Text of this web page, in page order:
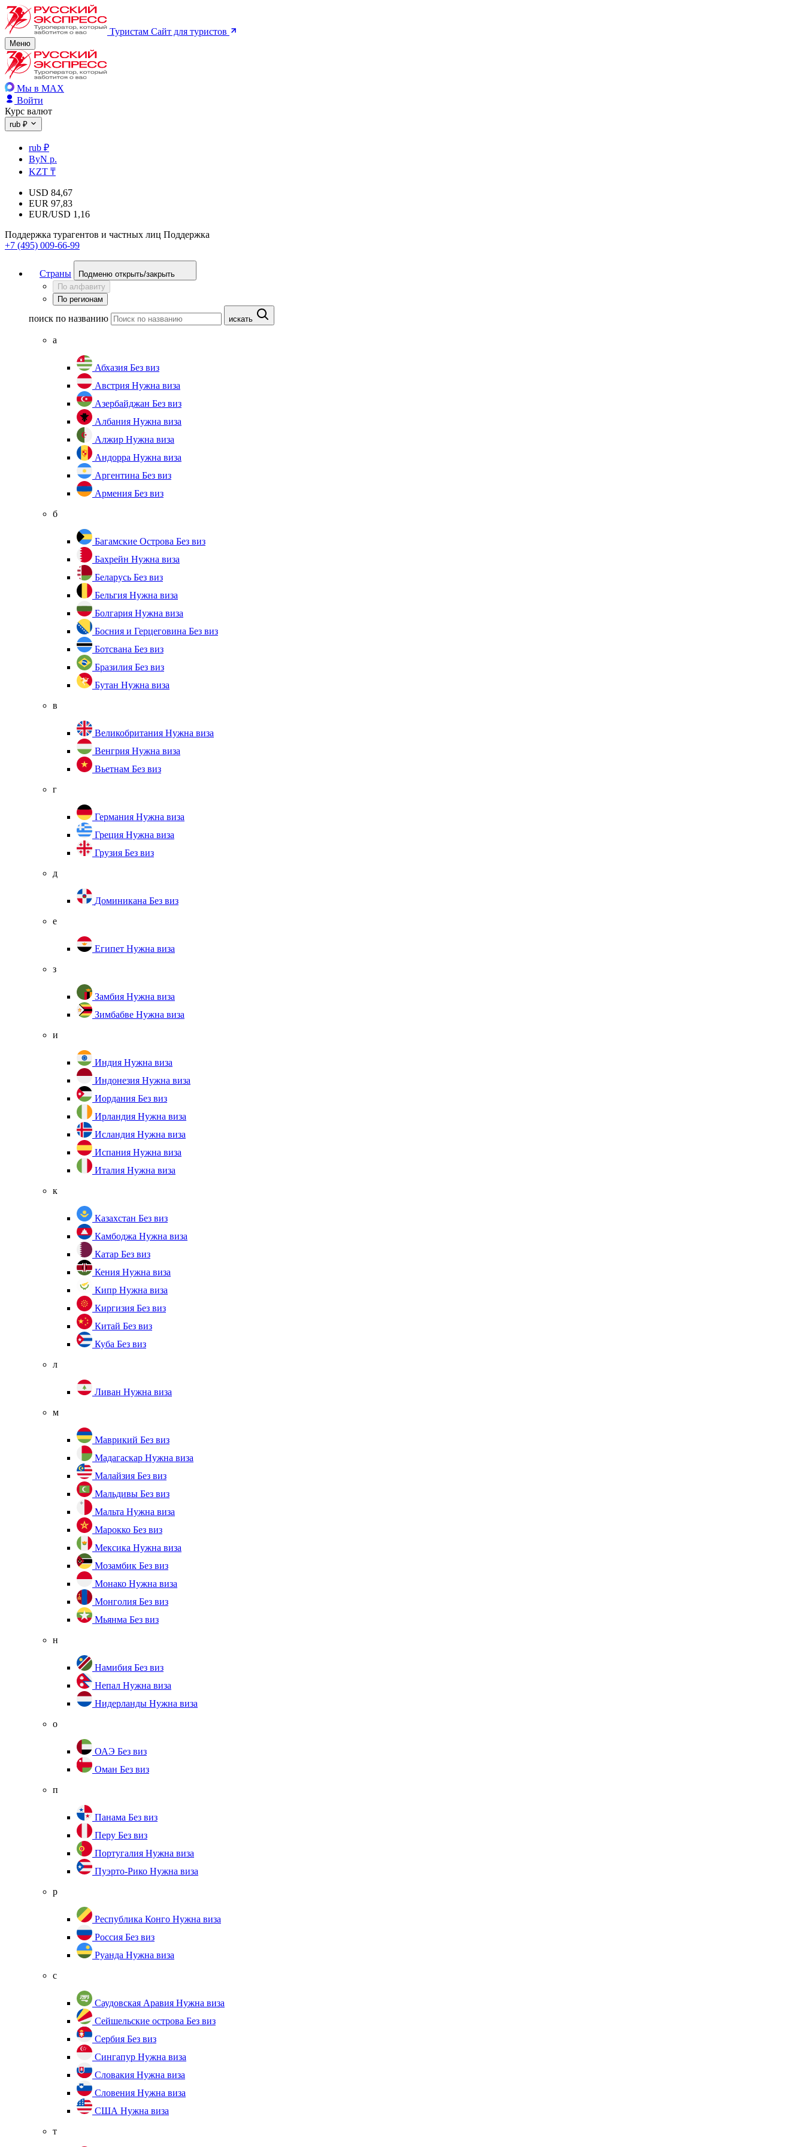
Туристам Сайт для туристов
Меню
Мы в MAX
Войти
Курс валют
rub ₽
rub ₽
ByN р.
KZT ₸
USD 84,67
EUR 97,83
EUR/USD 1,16
Поддержка турагентов и частных лиц Поддержка
+7 (495) 009-66-99
Страны
Подменю открыть/закрыть
По алфавиту
По регионам
поиск по названию искать
а
Абхазия Без виз
Австрия Нужна виза
Азербайджан Без виз
Албания Нужна виза
Алжир Нужна виза
Андорра Нужна виза
Аргентина Без виз
Армения Без виз
б
Багамские Острова Без виз
Бахрейн Нужна виза
Беларусь Без виз
Бельгия Нужна виза
Болгария Нужна виза
Босния и Герцеговина Без виз
Ботсвана Без виз
Бразилия Без виз
Бутан Нужна виза
в
Великобритания Нужна виза
Венгрия Нужна виза
Вьетнам Без виз
г
Германия Нужна виза
Греция Нужна виза
Грузия Без виз
д
Доминикана Без виз
е
Египет Нужна виза
з
Замбия Нужна виза
Зимбабве Нужна виза
и
Индия Нужна виза
Индонезия Нужна виза
Иордания Без виз
Ирландия Нужна виза
Исландия Нужна виза
Испания Нужна виза
Италия Нужна виза
к
Казахстан Без виз
Камбоджа Нужна виза
Катар Без виз
Кения Нужна виза
Кипр Нужна виза
Киргизия Без виз
Китай Без виз
Куба Без виз
л
Ливан Нужна виза
м
Маврикий Без виз
Мадагаскар Нужна виза
Малайзия Без виз
Мальдивы Без виз
Мальта Нужна виза
Марокко Без виз
Мексика Нужна виза
Мозамбик Без виз
Монако Нужна виза
Монголия Без виз
Мьянма Без виз
н
Намибия Без виз
Непал Нужна виза
Нидерланды Нужна виза
о
ОАЭ Без виз
Оман Без виз
п
Панама Без виз
Перу Без виз
Португалия Нужна виза
Пуэрто-Рико Нужна виза
р
Республика Конго Нужна виза
Россия Без виз
Руанда Нужна виза
с
Саудовская Аравия Нужна виза
Сейшельские острова Без виз
Сербия Без виз
Сингапур Нужна виза
Словакия Нужна виза
Словения Нужна виза
США Нужна виза
т